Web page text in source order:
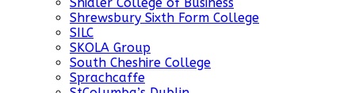
Shrewsbury Sixth Form College
SILC
SKOLA Group
South Cheshire College
Sprachcaffe